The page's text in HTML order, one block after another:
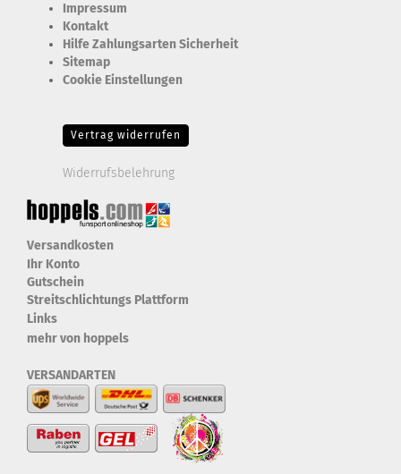
Impressum
Kontakt
Hilfe Zahlungsarten Sicherheit
Sitemap
Cookie Einstellungen
Vertrag widerrufen
Widerrufsbelehrung
Versandkosten
Ihr Konto
Gutschein
Streitschlichtungs Plattform
Links
mehr von hoppels
VERSANDARTEN